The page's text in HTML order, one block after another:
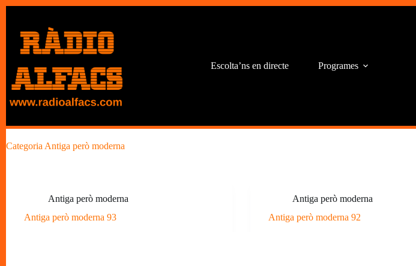
contingut
Escolta’ns en directe Programes
Categoria Antiga però moderna
Antiga però moderna
Antiga però moderna 93
Antiga però moderna
Antiga però moderna 92